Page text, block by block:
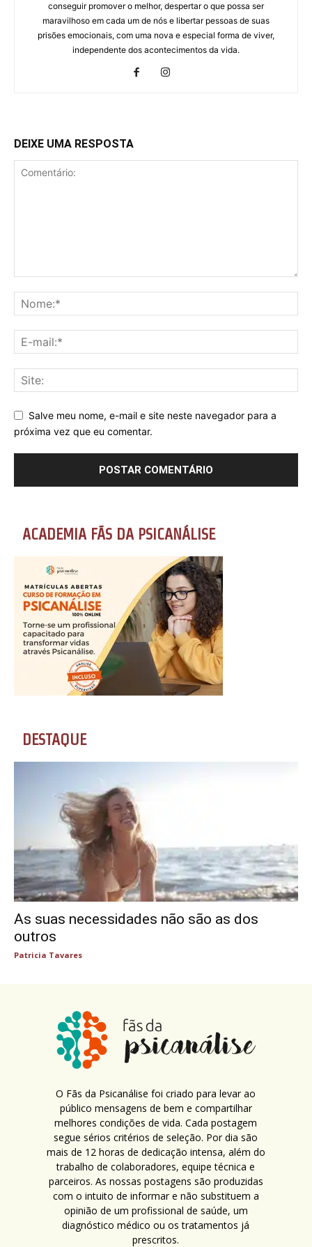
conseguir promover o melhor, despertar o que possa ser
maravilhoso em cada um de nós e libertar pessoas de suas
prisões emocionais, com uma nova e especial forma de viver,
independente dos acontecimentos da vida.
DEIXE UMA RESPOSTA
Salve meu nome, e-mail e site neste navegador para a
próxima vez que eu comentar.
ACADEMIA FÃS DA PSICANÁLISE
DESTAQUE
As suas necessidades não são as dos
outros
Patricia Tavares
O Fãs da Psicanálise foi criado para levar ao
público mensagens de bem e compartilhar
melhores condições de vida. Cada postagem
segue sérios critérios de seleção. Por dia são
mais de 12 horas de dedicação intensa, além do
trabalho de colaboradores, equipe técnica e
parceiros. As nossas postagens são produzidas
com o intuito de informar e não substituem a
opinião de um profissional de saúde, um
diagnóstico médico ou os tratamentos já
prescritos.